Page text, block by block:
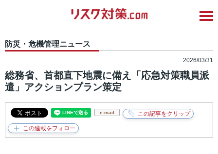
防災・危機管理ニュース
2026/03/31
総務省、首都直下地震に備え「応急対策職員派
遣」アクションプラン策定
e-mail